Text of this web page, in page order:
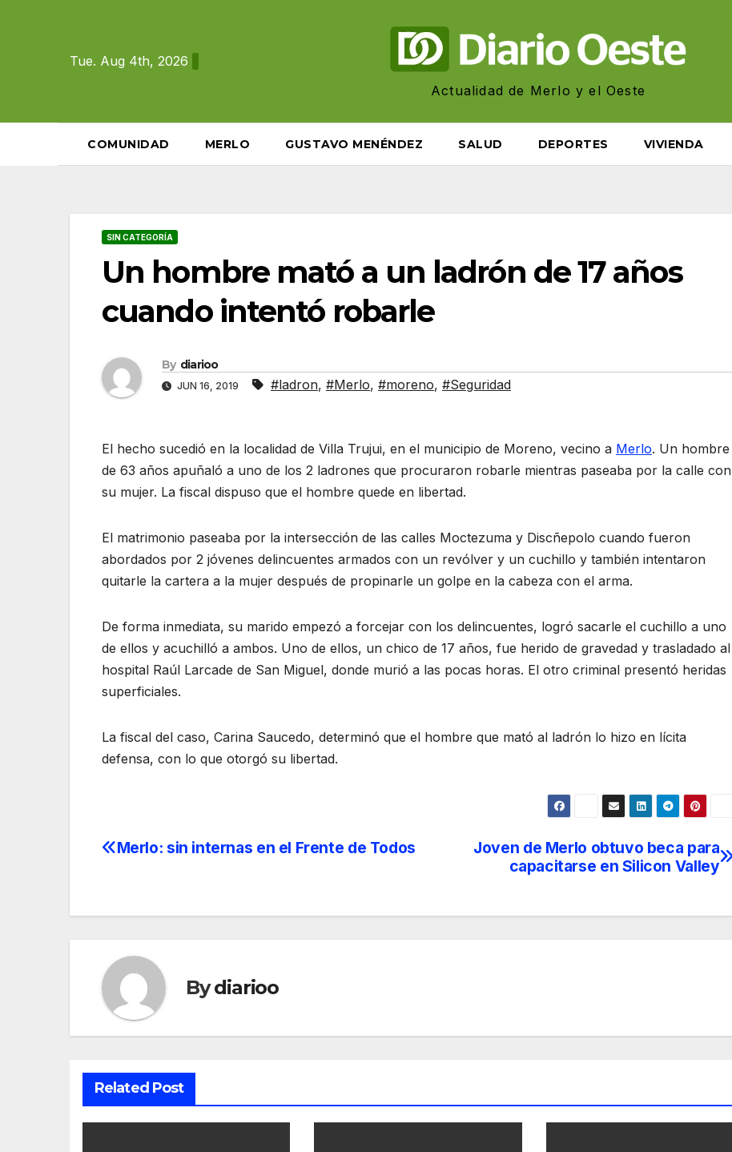
Tue. Aug 4th, 2026
Actualidad de Merlo y el Oeste
COMUNIDAD MERLO GUSTAVO MENÉNDEZ SALUD DEPORTES VIVIENDA
SIN CATEGORÍA
Un hombre mató a un ladrón de 17 años
cuando intentó robarle
By diarioo
JUN 16, 2019 #ladron, #Merlo, #moreno, #Seguridad
El hecho sucedió en la localidad de Villa Trujui, en el municipio de Moreno, vecino a Merlo. Un hombre
de 63 años apuñaló a uno de los 2 ladrones que procuraron robarle mientras paseaba por la calle con
su mujer. La fiscal dispuso que el hombre quede en libertad.
El matrimonio paseaba por la intersección de las calles Moctezuma y Discñepolo cuando fueron
abordados por 2 jóvenes delincuentes armados con un revólver y un cuchillo y también intentaron
quitarle la cartera a la mujer después de propinarle un golpe en la cabeza con el arma.
De forma inmediata, su marido empezó a forcejar con los delincuentes, logró sacarle el cuchillo a uno
de ellos y acuchilló a ambos. Uno de ellos, un chico de 17 años, fue herido de gravedad y trasladado al
hospital Raúl Larcade de San Miguel, donde murió a las pocas horas. El otro criminal presentó heridas
superficiales.
La fiscal del caso, Carina Saucedo, determinó que el hombre que mató al ladrón lo hizo en lícita
defensa, con lo que otorgó su libertad.
Post
Joven de Merlo obtuvo beca para
capacitarse en Silicon Valley
Merlo: sin internas en el Frente de Todos
Bydiarioo
Related Post